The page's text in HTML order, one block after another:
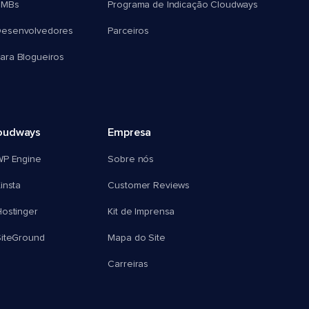
Blogueiros
Programa de Indicação Cloudways
Parceiros
Engine
Empresa
Sobre nós
Customer Reviews
Kit de Imprensa
Mapa do Site
Carreiras